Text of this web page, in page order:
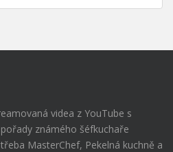
videa z YouTube s
známého šéfkuchaře
MasterChef, Pekelná kuchně a